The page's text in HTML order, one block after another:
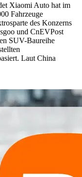
Xiaomi Auto hat im
Fahrzeuge
des Konzerns
und CnEVPost
SUV-Baureihe
Laut China